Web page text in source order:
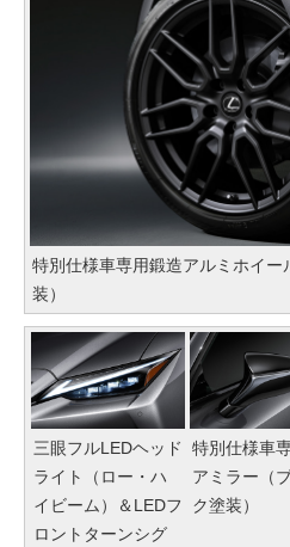
特別仕様車専用鍛造アルミホイー
装）
三眼フルLEDヘッド
ライト（ロー・ハ
イビーム）＆LEDフ
ロントターンシグ
特別仕様車
アミラー（
ク塗装）